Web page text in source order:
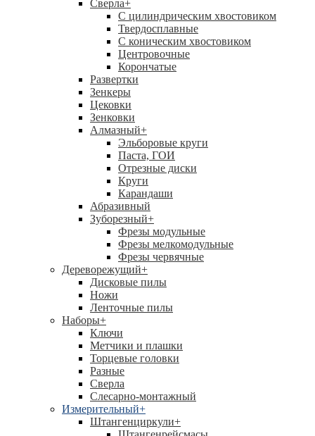
Сверла+
С цилиндрическим хвостовиком
Твердосплавные
С коническим хвостовиком
Центровочные
Корончатые
Развертки
Зенкеры
Цековки
Зенковки
Алмазный+
Эльборовые круги
Паста, ГОИ
Отрезные диски
Круги
Карандаши
Абразивный
Зуборезный+
Фрезы модульные
Фрезы мелкомодульные
Фрезы червячные
Дереворежущий+
Дисковые пилы
Ножи
Ленточные пилы
Наборы+
Ключи
Метчики и плашки
Торцевые головки
Разные
Сверла
Слесарно-монтажный
Измерительный+
Штангенциркули+